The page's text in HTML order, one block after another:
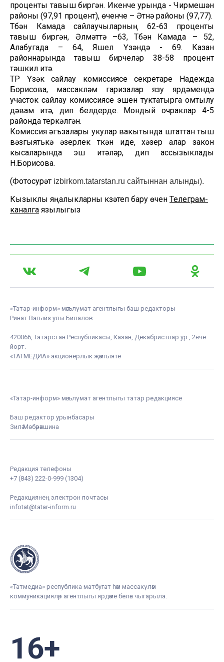
проценты тавыш биргән. Икенче урында - Чирмешән
районы (97,91 процент), өченче – Әтнә районы (97,77).
Түбән Камада сайлаучыларның 62-63 проценты
тавыш биргән, Әлмәттә –63, Түбән Камада – 52,
Алабугада – 64, Яшел Үзәндә - 69. Казан
районнарында тавыш бирүчеләр 38-58 процент
тәшкил итә.
ТР Үзәк сайлау комиссиясе секретаре Надежда
Борисова, массакүләм гаризалар язу ярдәмендә
участок сайлау комиссиясе эшен туктатырга омтылу
дәвам итә, дип белдерде. Мондый очраклар 4-5
районда теркәлгән.
Комиссия әгъзалары укулар вакытында штаттан тыш
вәзгыятькә әзерлек үткән иде, хәзер алар закон
кысаларында эш итәләр, дип ассызыклады
Н.Борисова.
(Фотосурәт izbirkom.tatarstan.ru сайтыннан алынды).
Кызыклы яңалыкларны күзәтеп бару өчен Телеграм-
каналга язылыгыз
«Татар-информ» мәгълүмат агентлыгы баш редакторы
Ринат Вагыйз улы Билалов
420066, Татарстан Республикасы, Казан, Декабристлар ур., 2нче
йорт.
«ТАТМЕДИА» акционерлык җәмгыяте
«Татар-информ» мәгълүмат агентлыгы татар редакциясе
Баш редактор урынбасары
Зилә Мөбәрәкшина
Редакция телефоны
+7 (843) 222-0-999 (1304)
Редакциянең электрон почтасы
infotat@tatar-inform.ru
«Татмедиа» республика матбугат һәм массакүләм
коммуникацияләр агентлыгы ярдәме белән чыгарыла.
16+